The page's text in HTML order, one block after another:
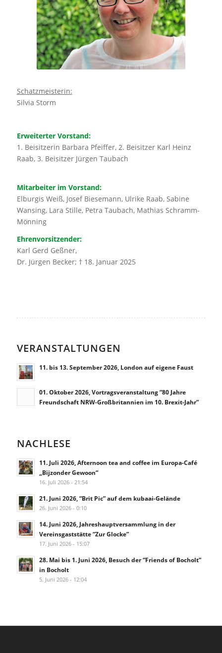
Schatzmeisterin:
Silvia Storm
Erweiterter Vorstand:
1. Beisitzerin Barbara Pfeiffer, 2. Beisitzer Karl Heinz
Raab, 3. Beisitzer Jürgen Taubach
Mitarbeiter im Vorstand:
Elburgis Weiß, Josef Biesemann, Ulrike Raab, Sabine
Wansing, Lara Stille, Petra Taubach, Mathias Schramm-
Mönning
Ehrenvorsitzender:
Karl Gerd Geßner,
Dr. Jürgen Becker; † 18. Januar 2025
VERANSTALTUNGEN
11. bis 13. September 2026, London auf eigene Faust
01. Oktober 2026, Vortragsveranstaltung “80 Jahre
Freundschaft NRW-Großbritannien im 10. Brexit-Jahr”
NACHLESE
11. Juli 2026, Afternoon tea and coffee im Europa-Café
„Bijzonder Gewoon“
16. Juli 2026 - 21:54
21. Juni 2026, “Brit Pic” auf dem kubaai-Gelände
26. Juni 2026 - 0:10
14. Juni 2026, Jahreshauptversammlung in der
Vereinsgaststätte “Zur Glocke”
17. Juni 2026 - 15:07
28. Mai bis 1. Juni 2026, Besuch der “Friends of Bocholt”
in Bocholt
5. Juni 2026 - 12:04